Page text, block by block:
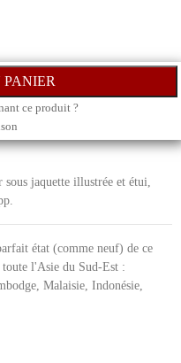
ce produit ?
jaquette illustrée et étui,
état (comme neuf) de ce
l'Asie du Sud-Est :
Malaisie, Indonésie,